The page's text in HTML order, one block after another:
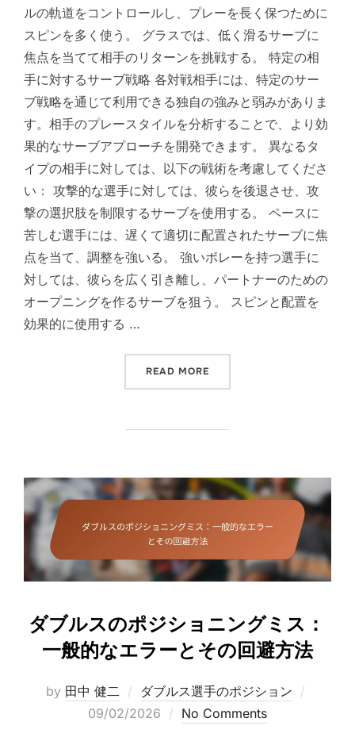
ルの軌道をコントロールし、プレーを長く保つために
スピンを多く使う。 グラスでは、低く滑るサーブに
焦点を当てて相手のリターンを挑戦する。 特定の相
手に対するサーブ戦略 各対戦相手には、特定のサー
ブ戦略を通じて利用できる独自の強みと弱みがありま
す。相手のプレースタイルを分析することで、より効
果的なサーブアプローチを開発できます。 異なるタ
イプの相手に対しては、以下の戦術を考慮してくださ
い： 攻撃的な選手に対しては、彼らを後退させ、攻
撃の選択肢を制限するサーブを使用する。 ペースに
苦しむ選手には、遅くて適切に配置されたサーブに焦
点を当て、調整を強いる。 強いボレーを持つ選手に
対しては、彼らを広く引き離し、パートナーのための
オープニングを作るサーブを狙う。 スピンと配置を
効果的に使用する …
READ MORE
ダブルスのポジショニングミス：
一般的なエラーとその回避方法
by 田中 健二 ダブルス選手のポジション
09/02/2026 No Comments